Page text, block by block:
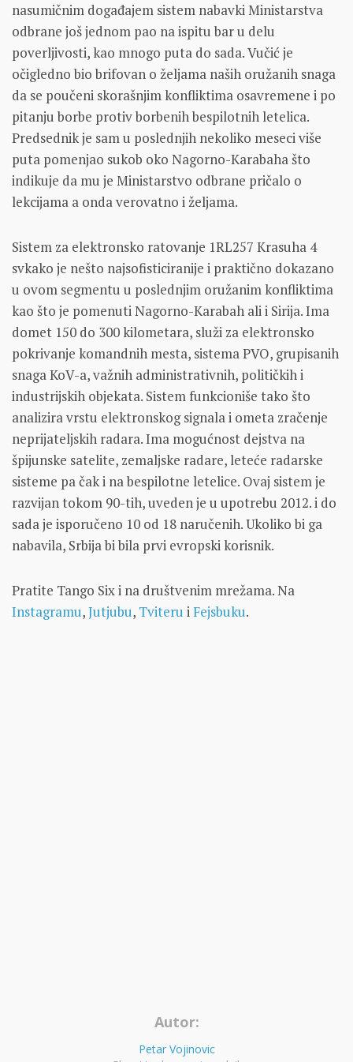
nasumičnim događajem sistem nabavki Ministarstva
odbrane još jednom pao na ispitu bar u delu
poverljivosti, kao mnogo puta do sada. Vučić je
očigledno bio brifovan o željama naših oružanih snaga
da se poučeni skorašnjim konfliktima osavremene i po
pitanju borbe protiv borbenih bespilotnih letelica.
Predsednik je sam u poslednjih nekoliko meseci više
puta pomenjao sukob oko Nagorno-Karabaha što
indikuje da mu je Ministarstvo odbrane pričalo o
lekcijama a onda verovatno i željama.
Sistem za elektronsko ratovanje 1RL257 Krasuha 4
svkako je nešto najsofisticiranije i praktično dokazano
u ovom segmentu u poslednjim oružanim konfliktima
kao što je pomenuti Nagorno-Karabah ali i Sirija. Ima
domet 150 do 300 kilometara, služi za elektronsko
pokrivanje komandnih mesta, sistema PVO, grupisanih
snaga KoV-a, važnih administrativnih, političkih i
industrijskih objekata. Sistem funkcioniše tako što
analizira vrstu elektronskog signala i ometa zračenje
neprijateljskih radara. Ima mogućnost dejstva na
špijunske satelite, zemaljske radare, leteće radarske
sisteme pa čak i na bespilotne letelice. Ovaj sistem je
razvijan tokom 90-tih, uveden je u upotrebu 2012. i do
sada je isporučeno 10 od 18 naručenih. Ukoliko bi ga
nabavila, Srbija bi bila prvi evropski korisnik.
Pratite Tango Six i na društvenim mrežama. Na
Instagramu,Jutjubu, Tviteru iFejsbuku.
Autor:
Petar Vojinovic